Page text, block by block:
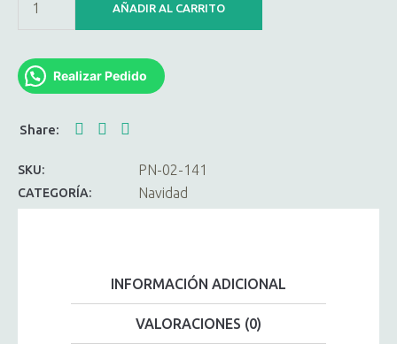
AÑADIR AL CARRITO
Realizar Pedido
SKU: PN-02-141
CATEGORÍA: Navidad
INFORMACIÓN ADICIONAL
VALORACIONES (0)